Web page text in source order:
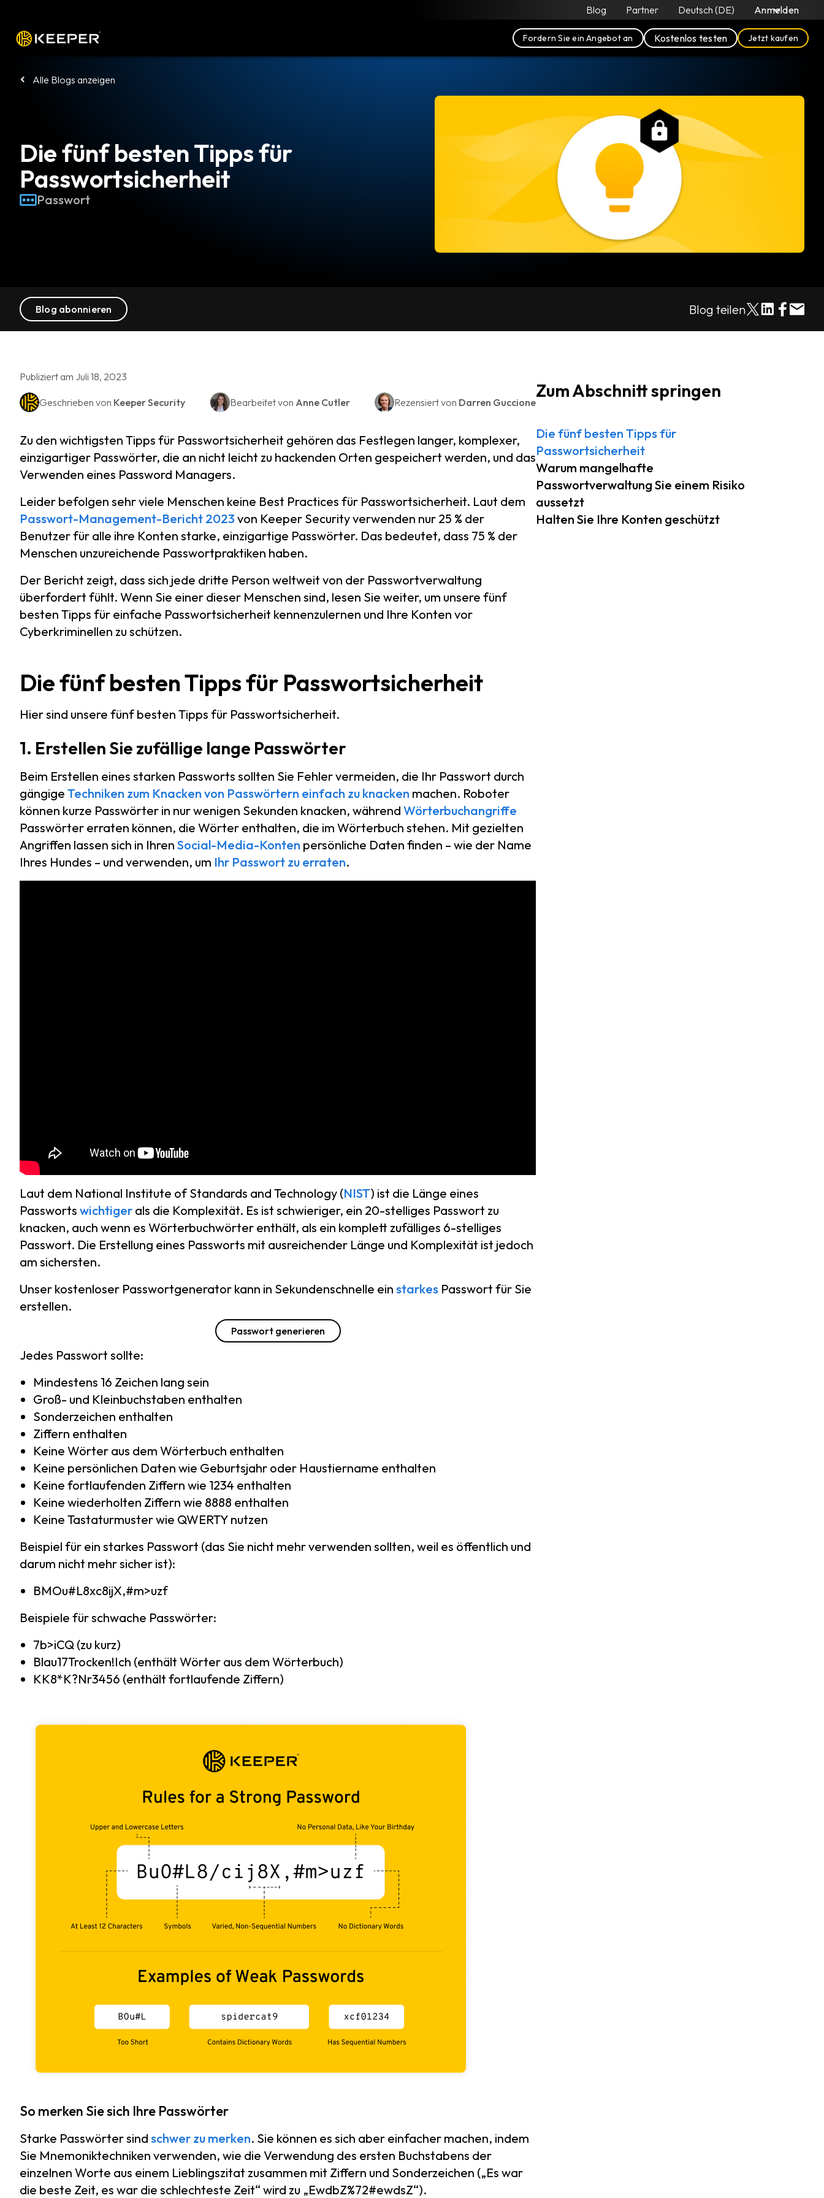
Blog Partner Deutsch (DE) Anmelden
Fordern Sie ein Angebot an Kostenlos testen Jetzt kaufen
Alle Blogs anzeigen
Die fünf besten Tipps für
Passwortsicherheit
Passwort
Blog abonnieren Blog teilen
Publiziert am Juli 18, 2023
Geschrieben von Keeper Security Bearbeitet von Anne Cutler Rezensiert von Darren Guccione
Zu den wichtigsten Tipps für Passwortsicherheit gehören das Festlegen langer, komplexer,
einzigartiger Passwörter, die an nicht leicht zu hackenden Orten gespeichert werden, und das
Verwenden eines Password Managers.
Leider befolgen sehr viele Menschen keine Best Practices für Passwortsicherheit. Laut dem
Passwort-Management-Bericht 2023 von Keeper Security verwenden nur 25 % der
Benutzer für alle ihre Konten starke, einzigartige Passwörter. Das bedeutet, dass 75 % der
Menschen unzureichende Passwortpraktiken haben.
Der Bericht zeigt, dass sich jede dritte Person weltweit von der Passwortverwaltung
überfordert fühlt. Wenn Sie einer dieser Menschen sind, lesen Sie weiter, um unsere fünf
besten Tipps für einfache Passwortsicherheit kennenzulernen und Ihre Konten vor
Cyberkriminellen zu schützen.
Die fünf besten Tipps für Passwortsicherheit
Hier sind unsere fünf besten Tipps für Passwortsicherheit.
1. Erstellen Sie zufällige lange Passwörter
Beim Erstellen eines starken Passworts sollten Sie Fehler vermeiden, die Ihr Passwort durch
gängige Techniken zum Knacken von Passwörtern einfach zu knacken machen. Roboter
können kurze Passwörter in nur wenigen Sekunden knacken, während Wörterbuchangriffe
Passwörter erraten können, die Wörter enthalten, die im Wörterbuch stehen. Mit gezielten
Angriffen lassen sich in Ihren Social-Media-Konten persönliche Daten finden – wie der Name
Ihres Hundes – und verwenden, um Ihr Passwort zu erraten.
Laut dem National Institute of Standards and Technology (NIST) ist die Länge eines
Passworts wichtiger als die Komplexität. Es ist schwieriger, ein 20-stelliges Passwort zu
knacken, auch wenn es Wörterbuchwörter enthält, als ein komplett zufälliges 6-stelliges
Passwort. Die Erstellung eines Passworts mit ausreichender Länge und Komplexität ist jedoch
am sichersten.
Unser kostenloser Passwortgenerator kann in Sekundenschnelle ein starkes Passwort für Sie
erstellen.
Passwort generieren
Jedes Passwort sollte:
Mindestens 16 Zeichen lang sein
Groß- und Kleinbuchstaben enthalten
Sonderzeichen enthalten
Ziffern enthalten
Keine Wörter aus dem Wörterbuch enthalten
Keine persönlichen Daten wie Geburtsjahr oder Haustiername enthalten
Keine fortlaufenden Ziffern wie 1234 enthalten
Keine wiederholten Ziffern wie 8888 enthalten
Keine Tastaturmuster wie QWERTY nutzen
Beispiel für ein starkes Passwort (das Sie nicht mehr verwenden sollten, weil es öffentlich und
darum nicht mehr sicher ist):
BMOu#L8xc8ijX,#m>uzf
Beispiele für schwache Passwörter:
7b>iCQ (zu kurz)
Blau17Trocken!Ich (enthält Wörter aus dem Wörterbuch)
KK8*K?Nr3456 (enthält fortlaufende Ziffern)
So merken Sie sich Ihre Passwörter
Starke Passwörter sind schwer zu merken. Sie können es sich aber einfacher machen, indem
Sie Mnemoniktechniken verwenden, wie die Verwendung des ersten Buchstabens der
einzelnen Worte aus einem Lieblingszitat zusammen mit Ziffern und Sonderzeichen („Es war
die beste Zeit, es war die schlechteste Zeit“ wird zu „EwdbZ%72#ewdsZ“).
Zum Abschnitt springen
Die fünf besten Tipps für
Passwortsicherheit
Warum mangelhafte
Passwortverwaltung Sie einem Risiko
aussetzt
Halten Sie Ihre Konten geschützt